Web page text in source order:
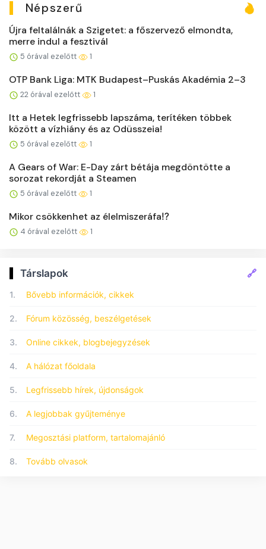
Népszerű
Újra feltalálnák a Szigetet: a főszervező elmondta,
merre indul a fesztivál
5 órával ezelőtt 1
OTP Bank Liga: MTK Budapest–Puskás Akadémia 2–3
22 órával ezelőtt 1
Itt a Hetek legfrissebb lapszáma, terítéken többek
között a vízhiány és az Odüsszeia!
5 órával ezelőtt 1
A Gears of War: E-Day zárt bétája megdöntötte a
sorozat rekordját a Steamen
5 órával ezelőtt 1
Mikor csökkenhet az élelmiszeráfa⁉️
4 órával ezelőtt 1
Társlapok 🔗
1. Bővebb információk, cikkek
2. Fórum közösség, beszélgetések
3. Online cikkek, blogbejegyzések
4. A hálózat főoldala
5. Legfrissebb hírek, újdonságok
6. A legjobbak gyűjteménye
7. Megosztási platform, tartalomajánló
8. Tovább olvasok